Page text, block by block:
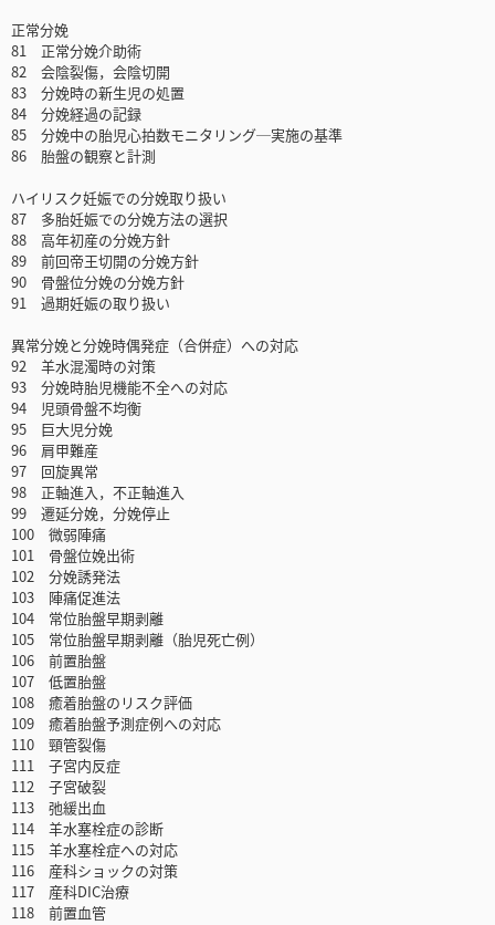
正常分娩
81 正常分娩介助術
82 会陰裂傷，会陰切開
83 分娩時の新生児の処置
84 分娩経過の記録
85 分娩中の胎児心拍数モニタリング─実施の基準
86 胎盤の観察と計測
ハイリスク妊娠での分娩取り扱い
87 多胎妊娠での分娩方法の選択
88 高年初産の分娩方針
89 前回帝王切開の分娩方針
90 骨盤位分娩の分娩方針
91 過期妊娠の取り扱い
異常分娩と分娩時偶発症（合併症）への対応
92 羊水混濁時の対策
93 分娩時胎児機能不全への対応
94 児頭骨盤不均衡
95 巨大児分娩
96 肩甲難産
97 回旋異常
98 正軸進入，不正軸進入
99 遷延分娩，分娩停止
100 微弱陣痛
101 骨盤位娩出術
102 分娩誘発法
103 陣痛促進法
104 常位胎盤早期剥離
105 常位胎盤早期剥離（胎児死亡例）
106 前置胎盤
107 低置胎盤
108 癒着胎盤のリスク評価
109 癒着胎盤予測症例への対応
110 頸管裂傷
111 子宮内反症
112 子宮破裂
113 弛緩出血
114 羊水塞栓症の診断
115 羊水塞栓症への対応
116 産科ショックの対策
117 産科DIC治療
118 前置血管